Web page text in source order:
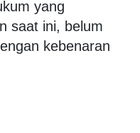
yang
saat ini, belum
kebenaran